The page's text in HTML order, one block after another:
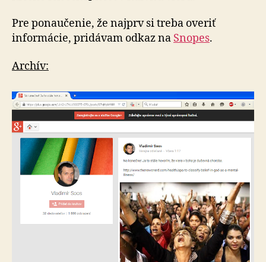
Pre ponaučenie, že najprv si treba overiť
informácie, pridávam odkaz na Snopes.
Archív: